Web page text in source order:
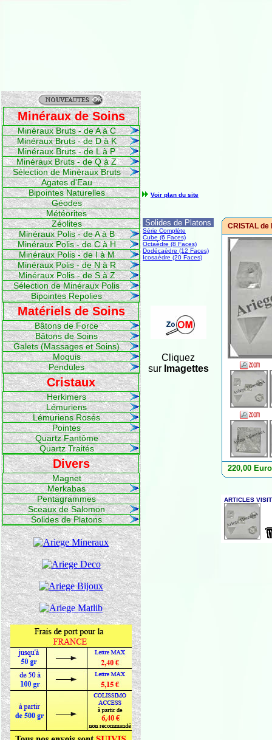
Minéraux de Soins
Minéraux Bruts - de A à C
Minéraux Bruts - de D à K
Minéraux Bruts - de L à P
Minéraux Bruts - de Q à Z
Sélection de Minéraux Bruts
Agates d'Eau
Bipointes Naturelles
Géodes
Météorites
Zéolites
Minéraux Polis - de A à B
Minéraux Polis - de C à H
Minéraux Polis - de I à M
Minéraux Polis - de N à R
Minéraux Polis - de S à Z
Sélection de Minéraux Polis
Bipointes Repolies
Matériels de Soins
Bâtons de Force
Bâtons de Soins
Galets (Massages et Soins)
Moquis
Pendules
Cristaux
Herkimers
Lémuriens
Lémuriens Rosés
Pointes
Quartz Fantôme
Quartz Traités
Divers
Magnet
Merkabas
Pentagrammes
Sceaux de Salomon
Solides de Platons
Voir plan du site
Solides de Platons
Série Complète
Cube (6 Faces)
Octaèdre (8 Faces)
Dodécaèdre (12 Faces)
Icosaèdre (20 Faces)
Cliquez
surImagettes
CRISTAL de
220,00